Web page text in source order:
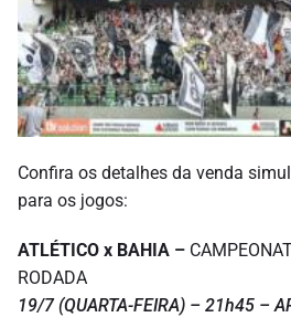
Confira os detalhes da venda
para os jogos:
ATLÉTICO x BAHIA –
RODADA
19/7 (QUARTA-FEIRA) – 21h45 –